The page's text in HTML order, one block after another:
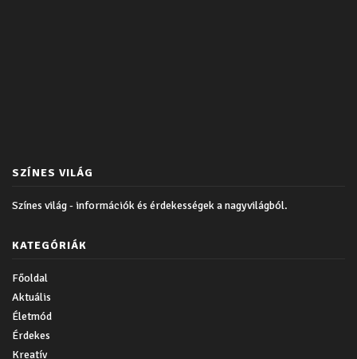
SZÍNES VILÁG
Színes világ - információk és érdekességek a nagyvilágból.
KATEGÓRIÁK
Főoldal
Aktuális
Életmód
Érdekes
Kreatív